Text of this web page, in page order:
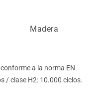
Madera
a la norma EN
/ clase H2: 10.000 ciclos.